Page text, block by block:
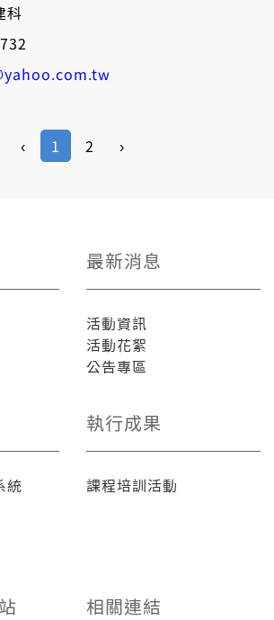
科
‹ 1 2 ›
最新消息
活動資訊
活動花絮
公告專區
統
執行成果
課程培訓活動
相關連結